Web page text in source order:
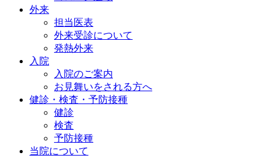
外来
担当医表
外来受診について
発熱外来
入院
入院のご案内
お見舞いをされる方へ
健診・検査・予防接種
健診
検査
予防接種
当院について